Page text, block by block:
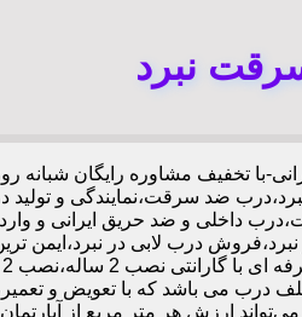
نبرد
خانم تهرانی-با تخفیف مشاوره رایگان
ضد سرقت،نمایندگی و
داخلی و ضد حریق ایرانی و
درب لابی در نبرد،ایمن
درب می باشد که با تعویض و